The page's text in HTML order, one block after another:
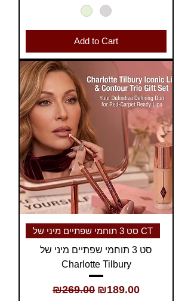
Add to Cart
סט 3 תוחמי שפתיים מיני של CT
סט 3 תוחמי שפתיים מיני של
Charlotte Tilbury
Regular Price
₪269.00 Sale Price
₪189.00